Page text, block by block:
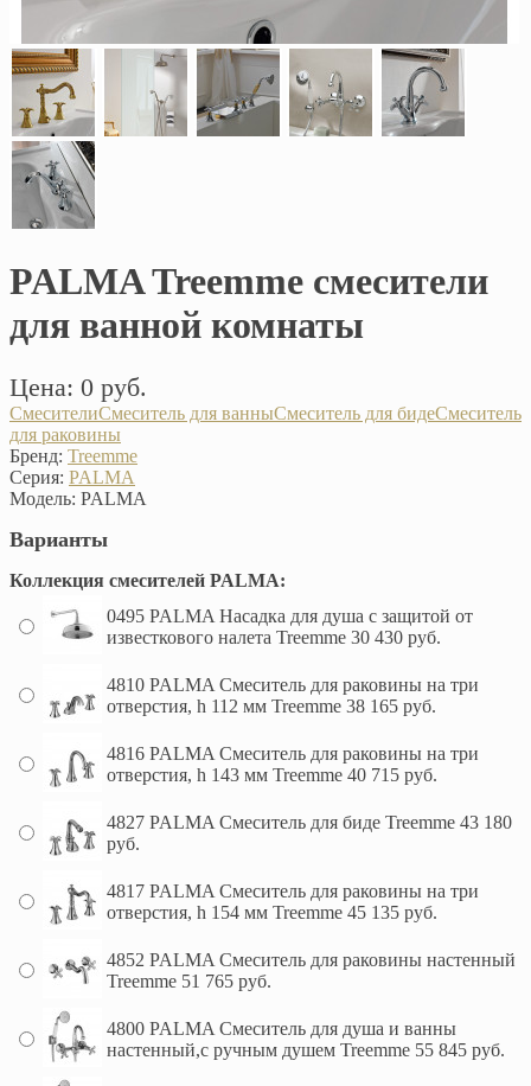
PALMA Treemme смесители
для ванной комнаты
Цена: 0 руб.
СмесителиСмеситель для ванныСмеситель для бидеСмеситель
для раковины
Бренд: Treemme
Серия: PALMA
Модель: PALMA
Варианты
Коллекция смесителей PALMA:
0495 PALMA Насадка для душа с защитой от
известкового налета Treemme 30 430 руб.
4810 PALMA Смеситель для раковины на три
отверстия, h 112 мм Treemme 38 165 руб.
4816 PALMA Смеситель для раковины на три
отверстия, h 143 мм Treemme 40 715 руб.
4827 PALMA Смеситель для биде Treemme 43 180
руб.
4817 PALMA Смеситель для раковины на три
отверстия, h 154 мм Treemme 45 135 руб.
4852 PALMA Смеситель для раковины настенный
Treemme 51 765 руб.
4800 PALMA Смеситель для душа и ванны
настенный,с ручным душем Treemme 55 845 руб.